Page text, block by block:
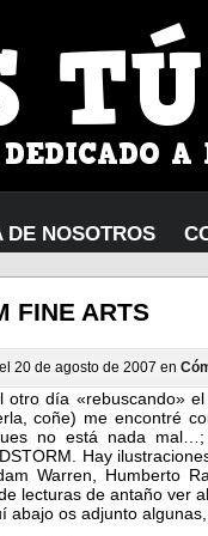
DE NOSOTROS
FINE ARTS
20 de agosto de 2007 en
otro día «rebuscando»
coñe) me encontré
no está nada
Hay
Warren, Humberto
lecturas de antaño ver
abajo os adjunto